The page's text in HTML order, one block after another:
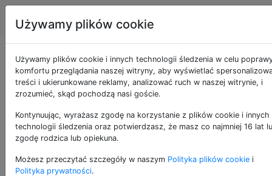
Apple Tagi
Uniksowe polecenie
„ln -s” jest
niedozwolone w OSX
El Capitan Beta3
Używamy plików cookie
Używamy plików cookie i innych technologii śledzenia w celu
komfortu przeglądania naszej witryny, aby wyświetlać
treści i ukierunkowane reklamy, analizować ruch w naszej witrynie, i
zrozumieć, skąd pochodzą nasi goście.
Kontynuując, wyrażasz zgodę na korzystanie z plików cookie i innych
technologii śledzenia oraz potwierdzasz, że masz co najmniej 16 lat
zgodę rodzica lub opiekuna.
Możesz przeczytać szczegóły w naszym Polityka plików cookie i
Polityka prywatności.